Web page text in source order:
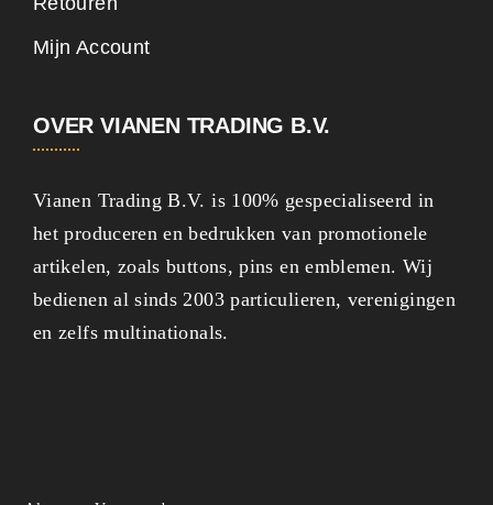
Mijn Account
OVER VIANEN TRADING B.V.
Vianen Trading B.V. is 100% gespecialiseerd in
het produceren en bedrukken van promotionele
artikelen, zoals buttons, pins en emblemen. Wij
bedienen al sinds 2003 particulieren, verenigingen
en zelfs multinationals.